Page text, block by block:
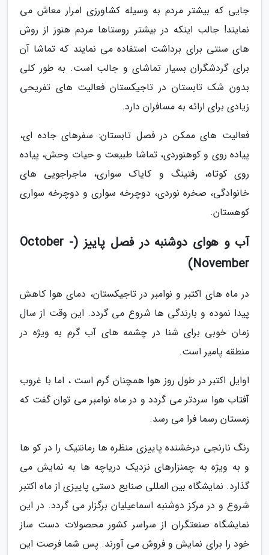
جایی که بیشتر مردم به وسیله کشاورزی امرار معاش می
نمایند! جالب اینکه در بیشتر روستاها مردم هنوز از روش
های سنتی برای برداشت استفاده می نمایند که تماشا آن
برای گردشگران بسیار تماشای و جالب است. به طور کلی
بدون شک تابستان در تاجیکستان فعالیت های تفریحی
زیادی برای ارائه به مسافران دارد.
فعالیت های ممکن در فصل تابستان: سفرهای جاده ای،
پیاده روی و کوهنوردی، تماشا طبیعت و حیات وحش، پیاده
روی کوتاه، رفتینگ و کایاک سواری، ماجراجویی های
خانوادگی، صخره نوردی، دوچرخه سواری و دوچرخه سواری
کوهستان.
آب و هوای دوشنبه در فصل پاییز (October -
November)
در ماه های اکتبر و نوامبر در تاجیکستان، دمای هوا کاهش
پیدا نموده و بارندگی ها شروع می گردد. این وقت از سال
زمان خوبی برای شنا در چشمه های آب گرم به ویژه در
منطقه پامیر است.
اوایل اکتبر در طول روز هوا همچنان گرم است ، اما با غروب
آفتاب هوا سردتر می گردد و در ماه نوامبر می توان گفت که
زمستان رسما فرا می رسد.
رنگ نارنجی درخشنده پاییزی منظره ها رمانتیک را در کو ها
و به ویژه به چمنزارهای نزدیک دریاچه ها به نمایش می
گذارد. نمایشگاه بین المللی صنایع دستی پاییزی از ماه اکتبر
شروع و در مرکز دوشنبه اسماعیلیان برگزار می گردد. در این
نمایشگاه صنعتگران از سراسر کشور محصولات دست ساز
خود را برای نمایش و فروش می آورند. پس شما فرصت این